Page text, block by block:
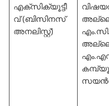
എക്സിക്യൂട്ടീ
വ് (ബിസിനസ്
അനലിസ്റ്റ്)